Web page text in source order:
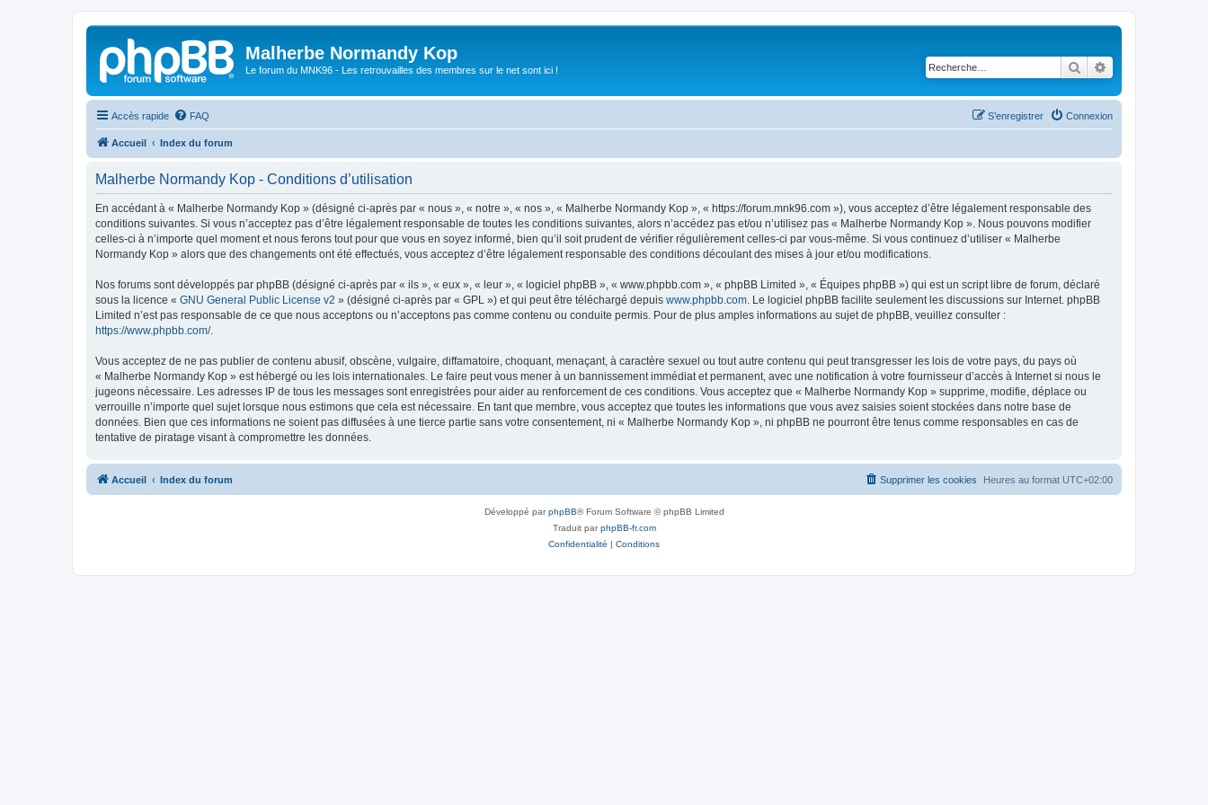
Malherbe Normandy Kop
Le forum du MNK96 - Les retrouvailles des membres sur le net sont ici ! Rechercher
Accès rapide FAQ Connexion
S’enregistrer
Accueil Index du forum
Malherbe Normandy Kop - Conditions d’utilisation
En accédant à « Malherbe Normandy Kop » (désigné ci-après par « nous », « notre », « nos », « Malherbe Normandy Kop », « https://forum.mnk96.com »), vous acceptez d’être légalement responsable des
conditions suivantes. Si vous n’acceptez pas d’être légalement responsable de toutes les conditions suivantes, alors n’accédez pas et/ou n’utilisez pas « Malherbe Normandy Kop ». Nous pouvons modifier
celles-ci à n’importe quel moment et nous ferons tout pour que vous en soyez informé, bien qu’il soit prudent de vérifier régulièrement celles-ci par vous-même. Si vous continuez d’utiliser « Malherbe
Normandy Kop » alors que des changements ont été effectués, vous acceptez d’être légalement responsable des conditions découlant des mises à jour et/ou modifications.
Nos forums sont développés par phpBB (désigné ci-après par « ils », « eux », « leur », « logiciel phpBB », « www.phpbb.com », « phpBB Limited », « Équipes phpBB ») qui est un script libre de forum, déclaré
sous la licence « GNU General Public License v2 » (désigné ci-après par « GPL ») et qui peut être téléchargé depuis www.phpbb.com . Le logiciel phpBB facilite seulement les discussions sur Internet. phpBB
Limited n’est pas responsable de ce que nous acceptons ou n’acceptons pas comme contenu ou conduite permis. Pour de plus amples informations au sujet de phpBB, veuillez consulter :
https://www.phpbb.com/.
Vous acceptez de ne pas publier de contenu abusif, obscène, vulgaire, diffamatoire, choquant, menaçant, à caractère sexuel ou tout autre contenu qui peut transgresser les lois de votre pays, du pays où
« Malherbe Normandy Kop » est hébergé ou les lois internationales. Le faire peut vous mener à un bannissement immédiat et permanent, avec une notification à votre fournisseur d’accès à Internet si nous le
jugeons nécessaire. Les adresses IP de tous les messages sont enregistrées pour aider au renforcement de ces conditions. Vous acceptez que « Malherbe Normandy Kop » supprime, modifie, déplace ou
verrouille n’importe quel sujet lorsque nous estimons que cela est nécessaire. En tant que membre, vous acceptez que toutes les informations que vous avez saisies soient stockées dans notre base de
données. Bien que ces informations ne soient pas diffusées à une tierce partie sans votre consentement, ni « Malherbe Normandy Kop », ni phpBB ne pourront être tenus comme responsables en cas de
tentative de piratage visant à compromettre les données.
Accueil Index du forum Heures au format UTC+02:00
Supprimer les cookies
Développé parphpBB® Forum Software © phpBB Limited
Traduit parphpBB-fr.com
Confidentialité | Conditions